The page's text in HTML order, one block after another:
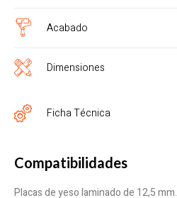
Acabado
Dimensiones
Ficha Técnica
Compatibilidades
Placas de yeso laminado de 12,5 mm.